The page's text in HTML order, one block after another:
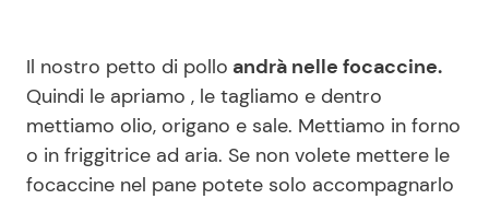
Il nostro petto di pollo andrà nelle focaccine.
Quindi le apriamo , le tagliamo e dentro
mettiamo olio, origano e sale. Mettiamo in forno
o in friggitrice ad aria. Se non volete mettere le
focaccine nel pane potete solo accompagnarlo